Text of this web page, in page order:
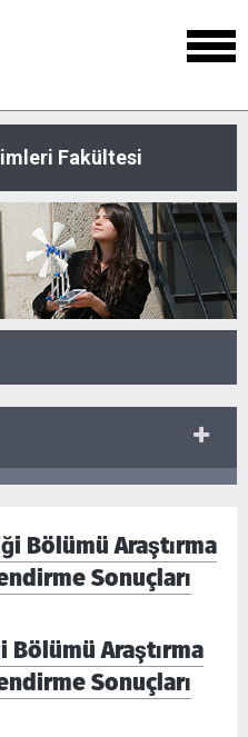
Fakültesi
Bölümü Araştırma
Sonuçları
Bölümü Araştırma
Sonuçları